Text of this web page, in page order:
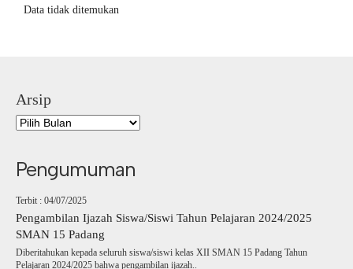
Data tidak ditemukan
Arsip
Pengumuman
Terbit : 04/07/2025
Pengambilan Ijazah Siswa/Siswi Tahun Pelajaran 2024/2025
SMAN 15 Padang
Diberitahukan kepada seluruh siswa/siswi kelas XII SMAN 15 Padang Tahun
Pelajaran 2024/2025 bahwa pengambilan ijazah..